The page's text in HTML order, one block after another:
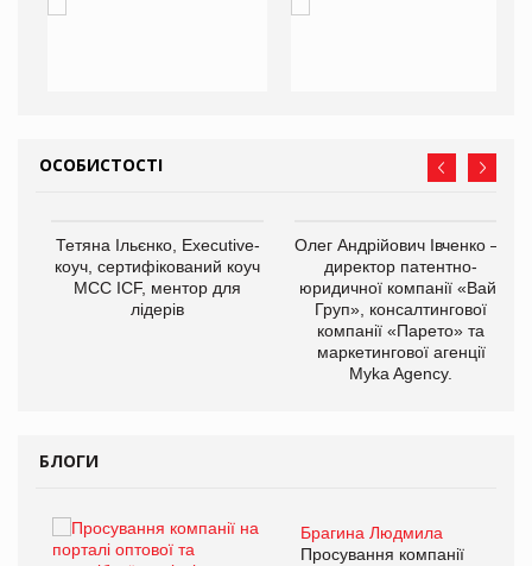
ОСОБИСТОСТІ
Тетяна Ільєнко, Executive-
коуч, сертифікований коуч
МСС ICF, ментор для
лідерів
Олег Андрійович Івченко —
директор патентно-
юридичної компанії «Вайз
Груп», консалтингової
компанії «Парето» та
маркетингової агенції
Myka Agency.
БЛОГИ
Брагина Людмила
Просування компанії